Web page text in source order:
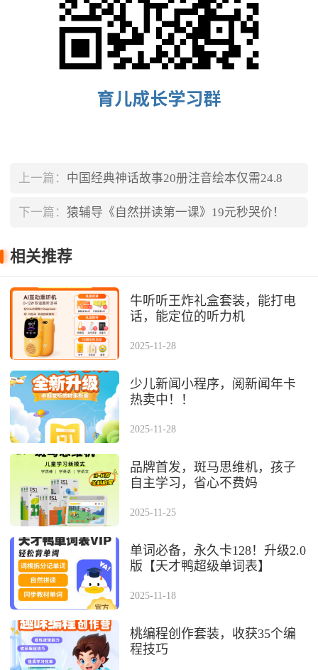
上一篇： 中国经典神话故事20册注音绘本仅需24.8
下一篇：猿辅导《自然拼读第一课》19元秒哭价！
相关推荐
牛听听王炸礼盒套装，能打电
话，能定位的听力机
2025-11-28
少儿新闻小程序，阅新闻年卡
热卖中！！
2025-11-28
品牌首发，斑马思维机，孩⼦
⾃主学习，省⼼不费妈
2025-11-25
单词必备，永久卡128！升级2.0
版【天才鸭超级单词表】
2025-11-18
桃编程创作套装，收获35个编
程技巧